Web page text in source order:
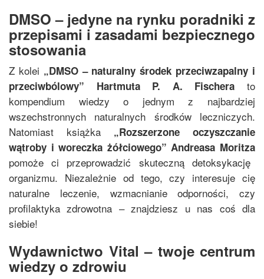
DMSO – jedyne na rynku poradniki z
przepisami i zasadami bezpiecznego
stosowania
Z kolei „DMSO – naturalny środek przeciwzapalny i
przeciwbólowy” Hartmuta P. A. Fischera to
kompendium wiedzy o jednym z najbardziej
wszechstronnych naturalnych środków leczniczych.
Natomiast książka „Rozszerzone oczyszczanie
wątroby i woreczka żółciowego”Andreasa Moritza
pomoże ci przeprowadzić skuteczną detoksykację
organizmu. Niezależnie od tego, czy interesuje cię
naturalne leczenie, wzmacnianie odporności, czy
profilaktyka zdrowotna – znajdziesz u nas coś dla
siebie!
Wydawnictwo Vital – twoje centrum
wiedzy o zdrowiu